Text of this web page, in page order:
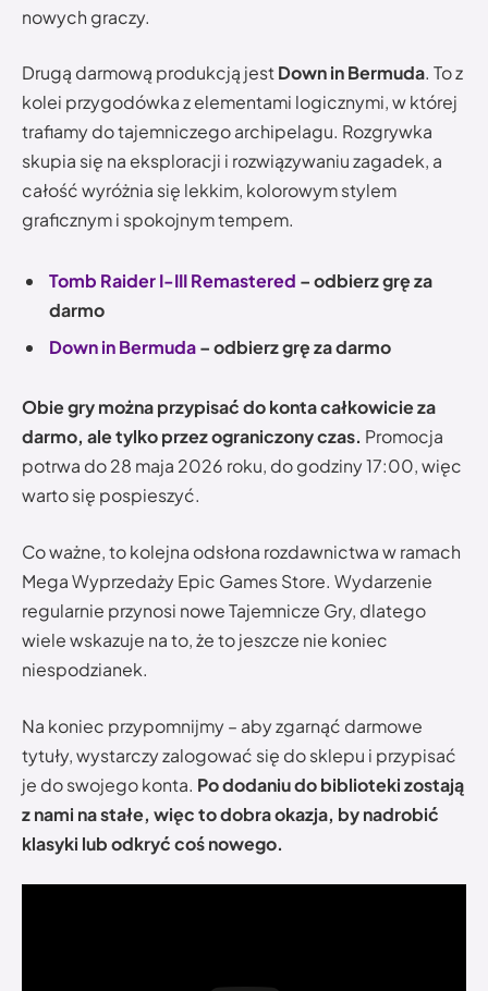
nowych graczy.
Drugą darmową produkcją jest Down in Bermuda. To z
kolei przygodówka z elementami logicznymi, w której
trafiamy do tajemniczego archipelagu. Rozgrywka
skupia się na eksploracji i rozwiązywaniu zagadek, a
całość wyróżnia się lekkim, kolorowym stylem
graficznym i spokojnym tempem.
Tomb Raider I-III Remastered – odbierz grę za
darmo
Down in Bermuda– odbierz grę za darmo
Obie gry można przypisać do konta całkowicie za
darmo, ale tylko przez ograniczony czas. Promocja
potrwa do 28 maja 2026 roku, do godziny 17:00, więc
warto się pospieszyć.
Co ważne, to kolejna odsłona rozdawnictwa w ramach
Mega Wyprzedaży Epic Games Store. Wydarzenie
regularnie przynosi nowe Tajemnicze Gry, dlatego
wiele wskazuje na to, że to jeszcze nie koniec
niespodzianek.
Na koniec przypomnijmy – aby zgarnąć darmowe
tytuły, wystarczy zalogować się do sklepu i przypisać
je do swojego konta. Po dodaniu do biblioteki zostają
z nami na stałe, więc to dobra okazja, by nadrobić
klasyki lub odkryć coś nowego.